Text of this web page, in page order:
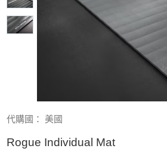
代購國： 美國
Rogue Individual Mat